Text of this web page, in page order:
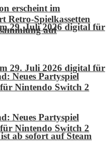
29. Juli 2026 digital für
Neues Partyspiel
Nintendo Switch 2
ab sofort auf Steam
erscheint im
Retro-Spielkassetten
auf
29. Juli 2026 digital für
Neues Partyspiel
Nintendo Switch 2